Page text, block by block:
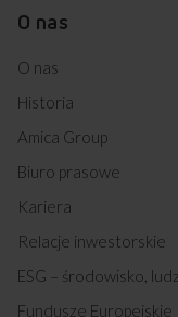
EBI 8564 AA
EBM 6411 AA
TEBX 7541 AA
EBC6541AA
EBI 8564 W AA
EBG 6541 AA
O nas
O nas
Historia
Amica Group
Biuro prasowe
Kariera
Relacje inwestorskie
ESG – środowisko,
Fundusze Europejskie